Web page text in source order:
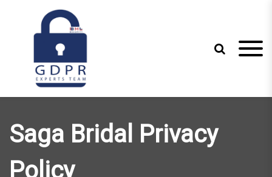
o GDPR Experts
Team
Saga Bridal Privacy
Policy